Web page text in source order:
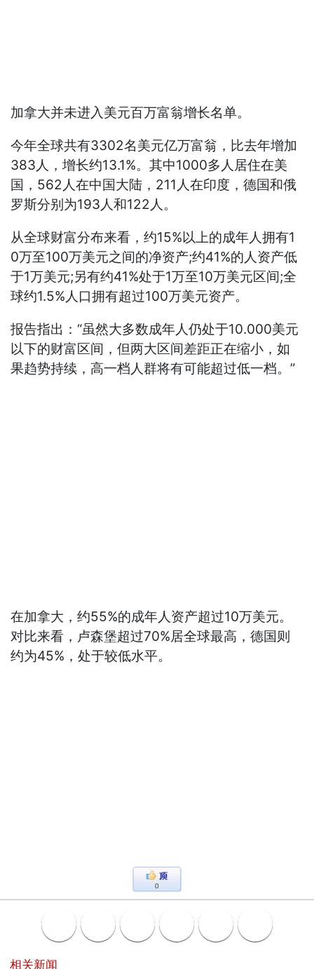
加拿大并未进入美元百万富翁增长名单。
今年全球共有3302名美元亿万富翁，比去年增加
383人，增长约13.1%。其中1000多人居住在美
国，562人在中国大陆，211人在印度，德国和俄
罗斯分别为193人和122人。
从全球财富分布来看，约15%以上的成年人拥有1
0万至100万美元之间的净资产;约41%的人资产低
于1万美元;另有约41%处于1万至10万美元区间;全
球约1.5%人口拥有超过100万美元资产。
报告指出：“虽然大多数成年人仍处于10.000美元
以下的财富区间，但两大区间差距正在缩小，如
果趋势持续，高一档人群将有可能超过低一档。”
在加拿大，约55%的成年人资产超过10万美元。
对比来看，卢森堡超过70%居全球最高，德国则
约为45%，处于较低水平。
0
相关新闻